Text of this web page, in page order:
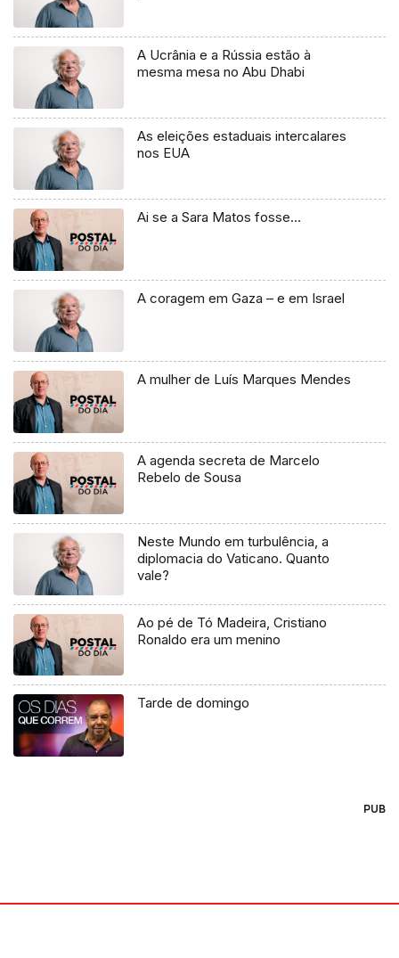
A Ucrânia e a Rússia estão à
mesma mesa no Abu Dhabi
As eleições estaduais intercalares
nos EUA
Ai se a Sara Matos fosse…
A coragem em Gaza – e em Israel
A mulher de Luís Marques Mendes
A agenda secreta de Marcelo
Rebelo de Sousa
Neste Mundo em turbulência, a
diplomacia do Vaticano. Quanto
vale?
Ao pé de Tó Madeira, Cristiano
Ronaldo era um menino
Tarde de domingo
PUB